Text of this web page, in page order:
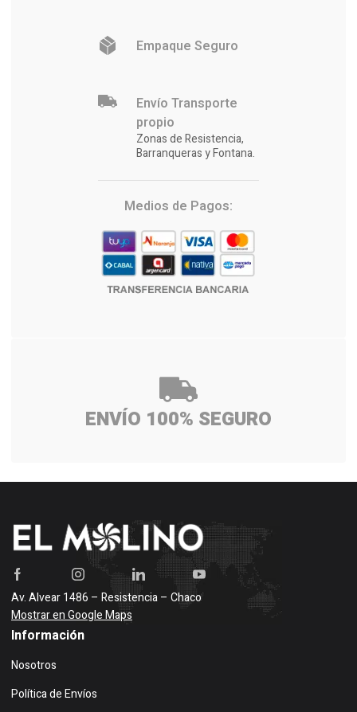
Empaque Seguro
Envío Transporte
propio
Zonas de Resistencia,
Barranqueras y Fontana.
Medios de Pagos:
ENVÍO 100% SEGURO
Av. Alvear 1486 – Resistencia – Chaco
Mostrar en Google Maps
Información
Nosotros
Política de Envíos